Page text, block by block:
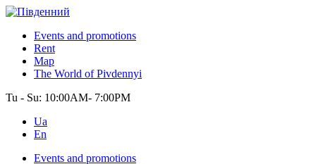
Events and promotions
Rent
Map
The World of Pivdennyi
Tu - Su: 10:00AM- 7:00PM
Ua
En
Events and promotions